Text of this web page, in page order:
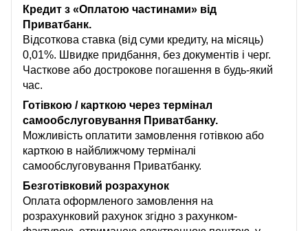
Кредит з «Оплатою частинами» від
Приватбанк.
Відсоткова ставка (від суми кредиту, на місяць)
0,01%. Швидке придбання, без документів і черг.
Часткове або дострокове погашення в будь-який
час.
Готівкою / карткою через термінал
самообслуговування Приватбанку.
Можливість оплатити замовлення готівкою або
карткою в найближчому терміналі
самообслуговування Приватбанку.
Безготівковий розрахунок
Оплата оформленого замовлення на
розрахунковий рахунок згідно з рахунком-